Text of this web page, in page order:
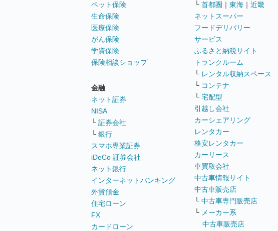
ペット保険
生命保険
医療保険
がん保険
学資保険
保険相談ショップ
金融
ネット証券
NISA
└ 証券会社
└ 銀行
スマホ専業証券
iDeCo 証券会社
ネット銀行
インターネットバンキング
外貨預金
住宅ローン
FX
カードローン
└ 首都圏 ｜ 東海 ｜ 近畿
ネットスーパー
フードデリバリー
サービス
ふるさと納税サイト
トランクルーム
└ レンタル収納スペース
└ コンテナ
└ 宅配型
引越し会社
カーシェアリング
レンタカー
格安レンタカー
カーリース
車買取会社
中古車情報サイト
中古車販売店
└ 中古車専門販売店
└ メーカー系
中古車販売店